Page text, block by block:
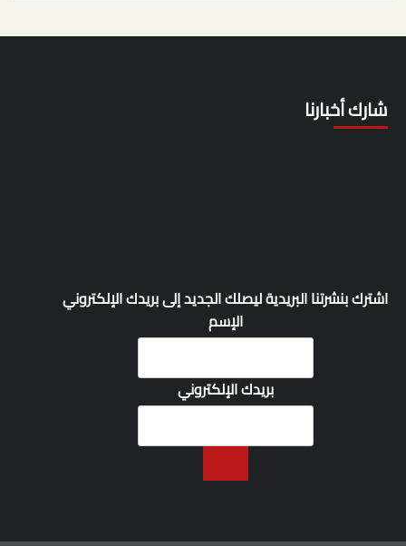
شارك أخبارنا
اشترك بنشرتنا البريدية ليصلك الجديد إلى بريدك الإلكتروني
الإسم
بريدك الإلكتروني